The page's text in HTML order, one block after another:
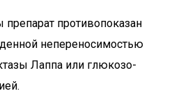
противопоказан
непереносимостью
Лаппа или глюкозо-